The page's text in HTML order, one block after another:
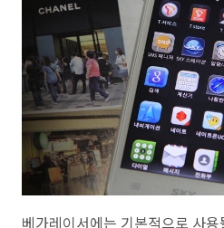
베가레이서에는 기본적으로 사